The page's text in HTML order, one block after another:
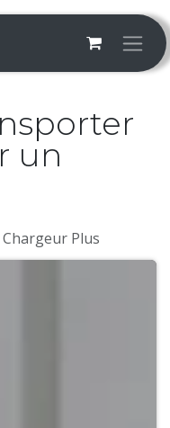
un
Chargeur Plus